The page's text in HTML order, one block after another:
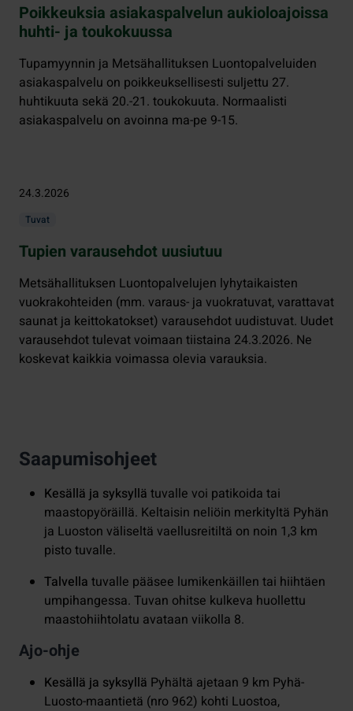
Poikkeuksia asiakaspalvelun aukioloajoissa
huhti- ja toukokuussa
Tupamyynnin ja Metsähallituksen Luontopalveluiden
asiakaspalvelu on poikkeuksellisesti suljettu 27.
huhtikuuta sekä 20.-21. toukokuuta. Normaalisti
asiakaspalvelu on avoinna ma-pe 9-15.
24.3.2026
Tuvat
Tupien varausehdot uusiutuu
Metsähallituksen Luontopalvelujen lyhytaikaisten
vuokrakohteiden (mm. varaus- ja vuokratuvat, varattavat
saunat ja keittokatokset) varausehdot uudistuvat. Uudet
varausehdot tulevat voimaan tiistaina 24.3.2026. Ne
koskevat kaikkia voimassa olevia varauksia.
Saapumisohjeet
Kesällä ja syksyllä tuvalle voi patikoida tai
maastopyöräillä. Keltaisin neliöin merkityltä Pyhän
ja Luoston väliseltä vaellusreitiltä on noin 1,3 km
pisto tuvalle.
Talvella tuvalle pääsee lumikenkäillen tai hiihtäen
umpihangessa. Tuvan ohitse kulkeva huollettu
maastohiihtolatu avataan viikolla 8.
Ajo-ohje
Kesällä ja syksyllä Pyhältä ajetaan 9 km Pyhä-
Luosto-maantietä (nro 962) kohti Luostoa,